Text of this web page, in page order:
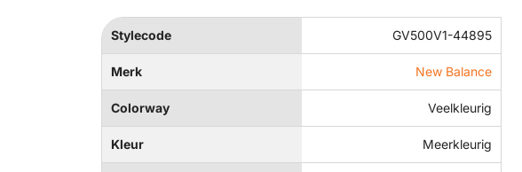
Stylecode GV500V1-44895
Merk New Balance
Colorway Veelkleurig
Kleur Meerkleurig